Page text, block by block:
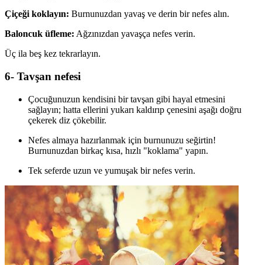
Çiçeği koklayın: Burnunuzdan yavaş ve derin bir nefes alın.
Baloncuk üfleme: Ağzınızdan yavaşça nefes verin.
Üç ila beş kez tekrarlayın.
6- Tavşan nefesi
Çocuğunuzun kendisini bir tavşan gibi hayal etmesini
sağlayın; hatta ellerini yukarı kaldırıp çenesini aşağı doğru
çekerek diz çökebilir.
Nefes almaya hazırlanmak için burnunuzu seğirtin!
Burnunuzdan birkaç kısa, hızlı "koklama" yapın.
Tek seferde uzun ve yumuşak bir nefes verin.